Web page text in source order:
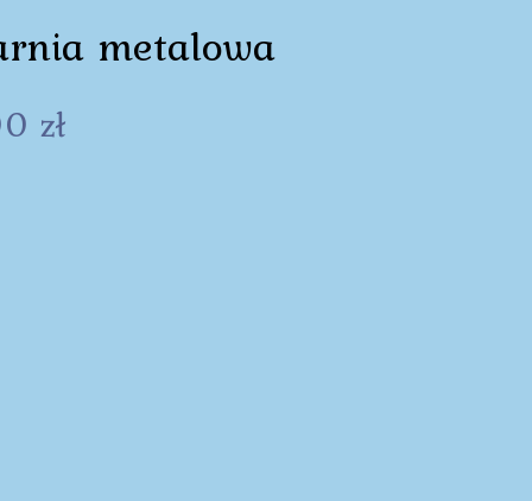
metalowa
zł